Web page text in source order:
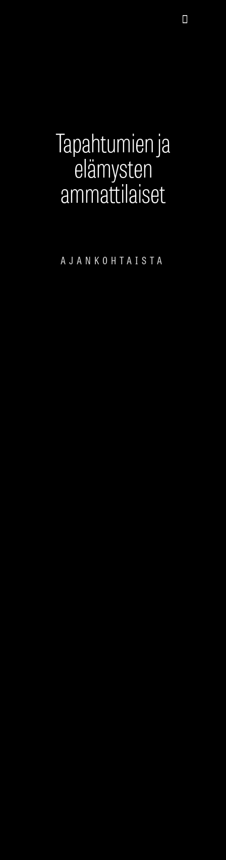
Tapahtumien ja
elämysten
ammattilaiset
AJANKOHTAISTA